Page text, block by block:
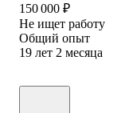
150 000 ₽
Не ищет работу
Общий опыт
19 лет 2 месяца